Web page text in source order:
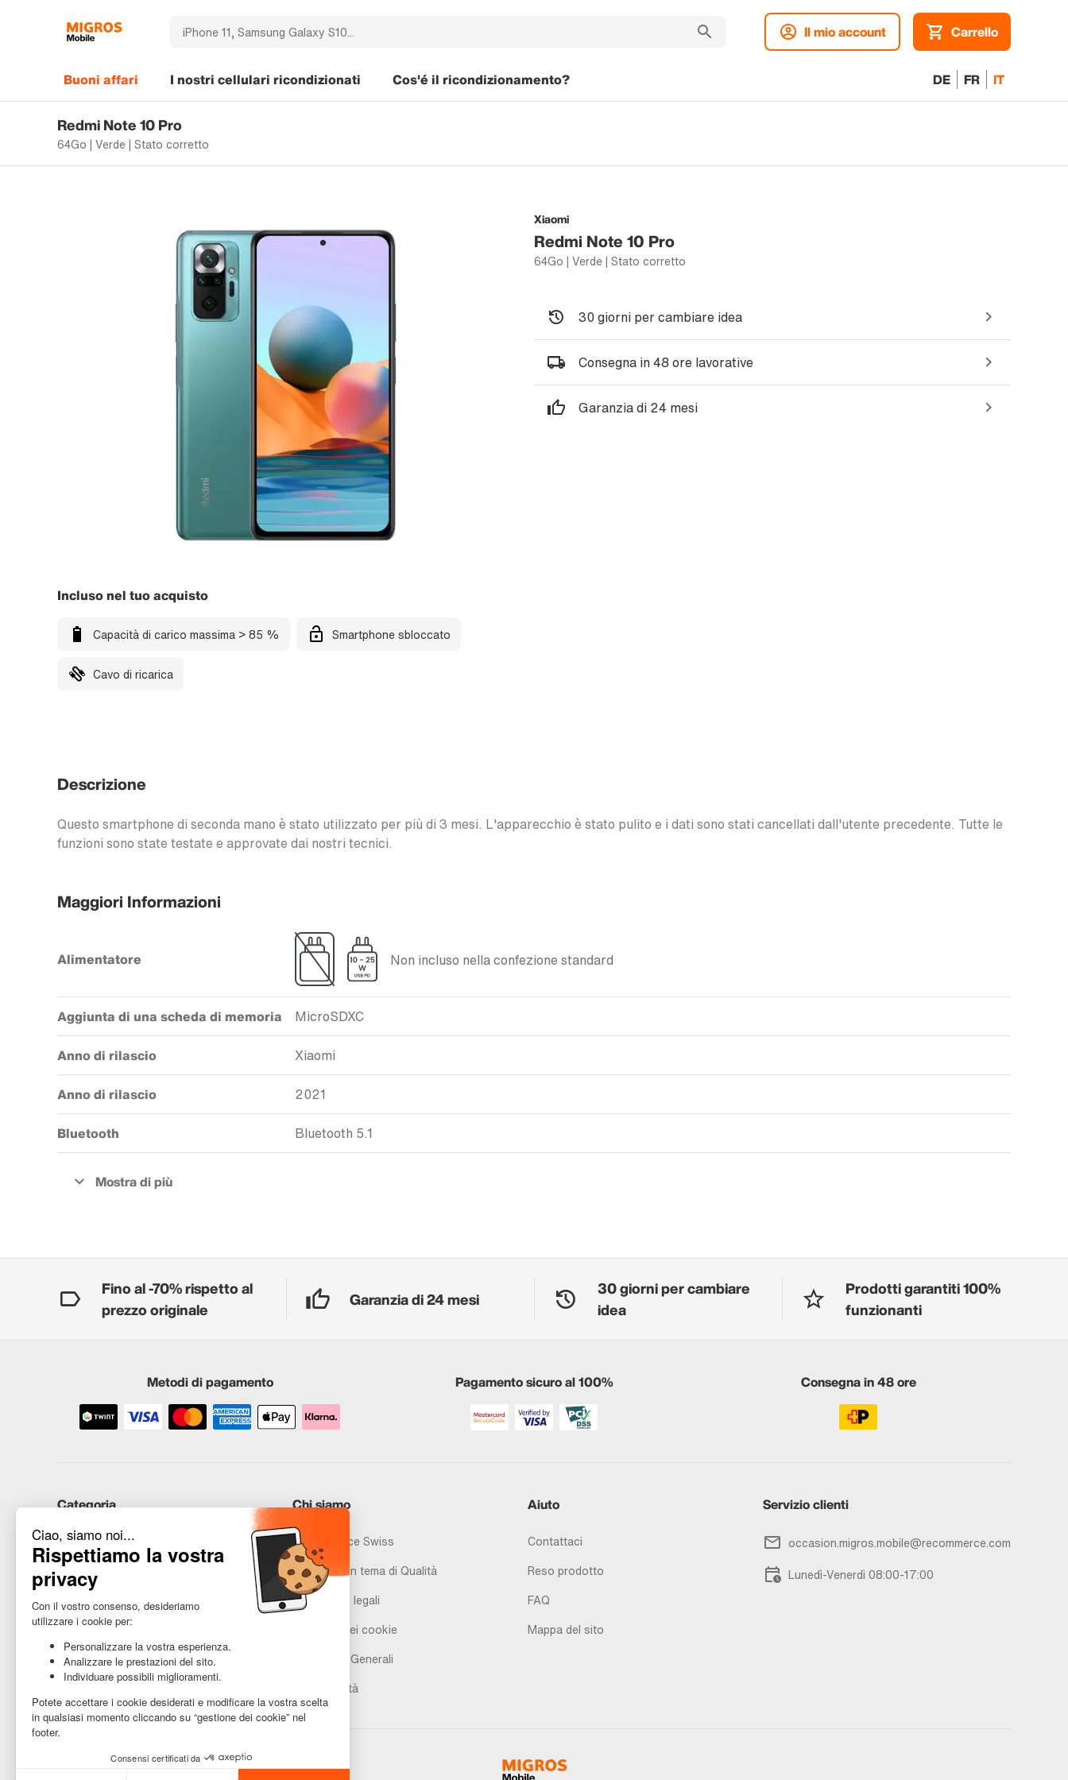
Il mio account Carrello
DE FR IT
Buoni affari I nostri cellulari ricondizionati Cos'é il ricondizionamento?
Redmi Note 10 Pro
64Go | Verde | Stato corretto
Xiaomi
Redmi Note 10 Pro
64Go | Verde | Stato corretto
Incluso nel tuo acquisto
Capacità di carico massima > 85 % Smartphone sbloccato
Cavo di ricarica
30 giorni per cambiare idea
Consegna in 48 ore lavorative
Garanzia di 24 mesi
Descrizione
Questo smartphone di seconda mano è stato utilizzato per più di 3 mesi. L'apparecchio è stato pulito e i dati sono stati cancellati dall'utente precedente. Tutte le
funzioni sono state testate e approvate dai nostri tecnici.
Maggiori Informazioni
Alimentatore Non incluso nella confezione standard
Aggiunta di una scheda di memoria MicroSDXC
Anno di rilascio Xiaomi
Anno di rilascio 2021
Bluetooth Bluetooth 5.1
Fino al -70% rispetto al
prezzo originale
Garanzia di 24 mesi
30 giorni per cambiare
idea
Prodotti garantiti 100%
funzionanti
Metodi di pagamento Pagamento sicuro al 100% Consegna in 48 ore
Categoria
iPhone
Samsung
Huawei
Hai bisogno di aiuto?
Chi siamo
Recommerce Swiss
Promesse in tema di Qualità
Avvertenze legali
Gestione dei cookie
Condizioni Generali
Accessibilità
Aiuto
Contattaci
Reso prodotto
FAQ
Mappa del sito
Servizio clienti
occasion.migros.mobile@recommerce.com
Lunedì-Venerdì 08:00-17:00